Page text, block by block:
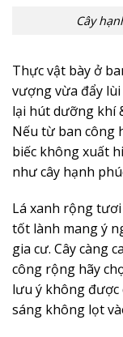
Cây
Thực vật bày ở
vượng vừa đẩy
lại hút dưỡng khí
Nếu từ ban công
biếc không xuất
như cây hạnh
Lá xanh rộng
tốt lành mang ý
gia cư. Cây càng
công rộng hãy
lưu ý không được
sáng không lọt